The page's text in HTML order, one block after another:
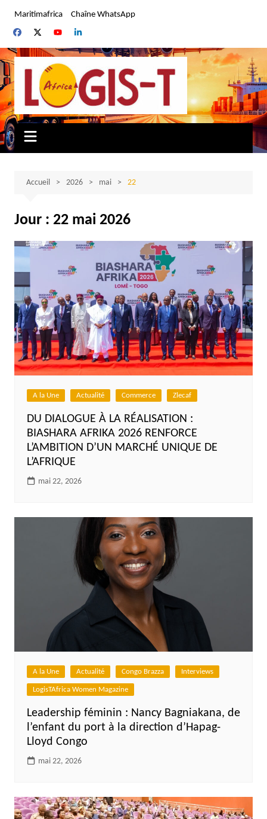
contenu
Maritimafrica Chaîne WhatsApp
Accueil 2026 mai 22
Jour : 22 mai 2026
A la Une Actualité Commerce Zlecaf
DU DIALOGUE À LA RÉALISATION :
BIASHARA AFRIKA 2026 RENFORCE
L’AMBITION D’UN MARCHÉ UNIQUE DE
L’AFRIQUE
mai 22, 2026
A la Une Actualité Congo Brazza Interviews
LogisTAfrica Women Magazine
Leadership féminin : Nancy Bagniakana, de
l’enfant du port à la direction d’Hapag-
Lloyd Congo
mai 22, 2026